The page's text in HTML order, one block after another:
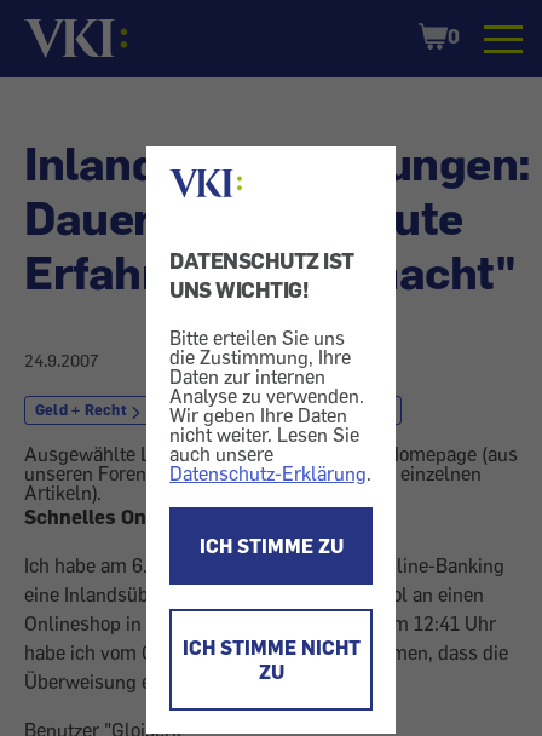
DATENSCHUTZ IST
UNS WICHTIG!
Bitte erteilen Sie uns
die Zustimmung, Ihre
Daten zur internen
Analyse zu verwenden.
Wir geben Ihre Daten
nicht weiter. Lesen Sie
auch unsere
Datenschutz-Erklärung.
ICH STIMME ZU
ICH STIMME NICHT
ZU
Startseite
Shopping
Cart
0
Inlandsüberweisungen:
Dauer - Forum "Gute
Erfahrungen gemacht"
24.9.2007
Geld + Recht Bank Zahlungsverkehr
Ausgewählte Leserreaktionen von unserer Homepage (aus
unseren Foren und Online-Kommentaren zu einzelnen
Artikeln).
Schnelles Online-Banking
Ich habe am 6.8.2007 (ca. 17:00 Uhr) per Online-Banking
eine Inlandsüberweisung von Volksbank Tirol an einen
Onlineshop in Wien getätigt. Am 7.8.2007 um 12:41 Uhr
habe ich vom Onlineshop ein E-Mail bekommen, dass die
Überweisung eingetroffen ist.
Benutzer "Gloiserk"